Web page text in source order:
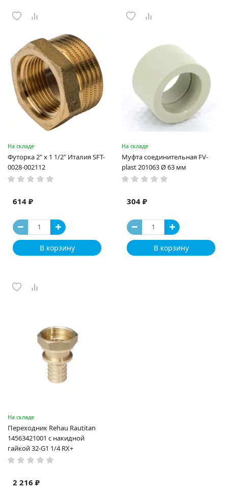
На складе
Футорка 2" x 1 1/2" Италия SFT-
0028-002112
614 ₽
В корзину
На складе
Муфта соединительная FV-
plast 201063 Ø 63 мм
304 ₽
В корзину
На складе
Переходник Rehau Rautitan
14563421001 с накидной
гайкой 32-G1 1/4 RX+
2 216 ₽